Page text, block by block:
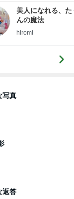
美人になれる、た
んの魔法
hiromi
写真
返答